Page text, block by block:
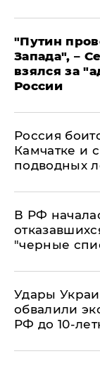
"Путин
Запада", –
взялся за
России
Россия
Камчатке и
подводных
​В РФ
"черные
Удары
обвалили
РФ до 10-